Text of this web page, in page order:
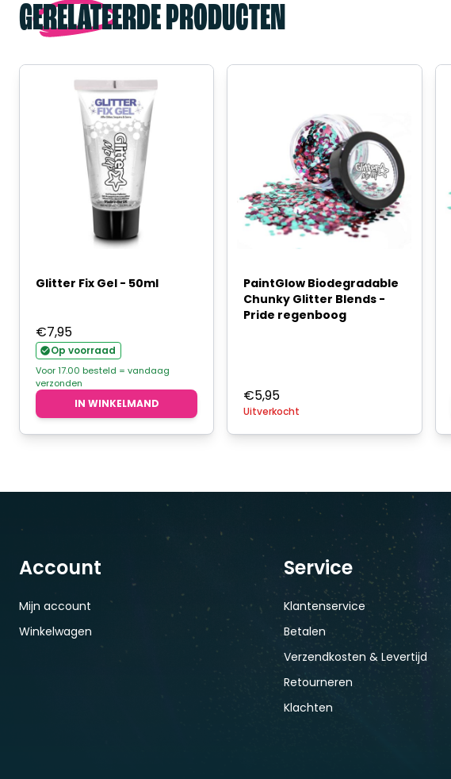
GERELATEERDE PRODUCTEN
Glitter Fix Gel - 50ml
€7,95
Op voorraad
Voor 17.00 besteld = vandaag
verzonden
IN WINKELMAND
PaintGlow Biodegradable
Chunky Glitter Blends -
Pride regenboog
€5,95
Uitverkocht
Account
Mijn account
Winkelwagen
Service
Klantenservice
Betalen
Verzendkosten & Levertijd
Retourneren
Klachten